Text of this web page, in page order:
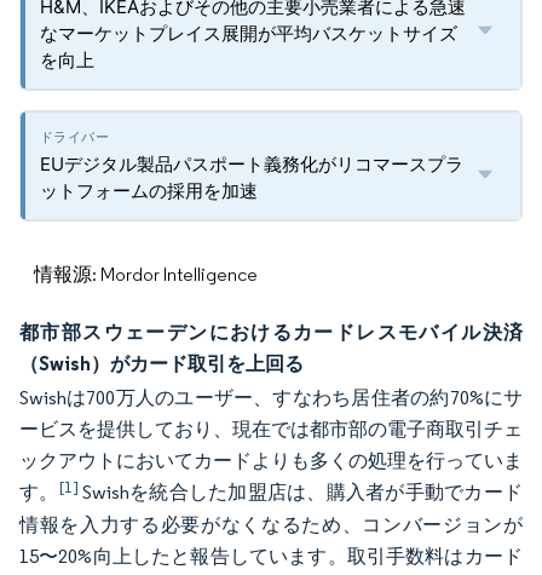
H&M、IKEAおよびその他の主要小売業者による急速
なマーケットプレイス展開が平均バスケットサイズ
を向上
EUデジタル製品パスポート義務化がリコマースプラ
ットフォームの採用を加速
情報源: Mordor Intelligence
都市部スウェーデンにおけるカードレスモバイル決済
（Swish）がカード取引を上回る
Swishは700万人のユーザー、すなわち居住者の約70%にサ
ービスを提供しており、現在では都市部の電子商取引チェ
ックアウトにおいてカードよりも多くの処理を行っていま
す。 [1] Swishを統合した加盟店は、購入者が手動でカード
情報を入力する必要がなくなるため、コンバージョンが
15〜20%向上したと報告しています。取引手数料はカード